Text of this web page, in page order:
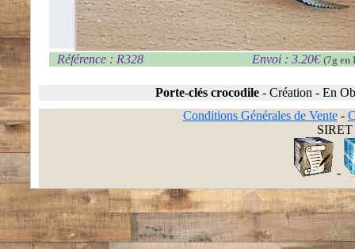
Référence : R328 Envoi : 3.20€ (7g en
Porte-clés crocodile- Création - En
Conditions Générales de Vente-
SIRET
-